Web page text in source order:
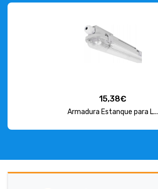
15,38€
Armadura Estanque para L...